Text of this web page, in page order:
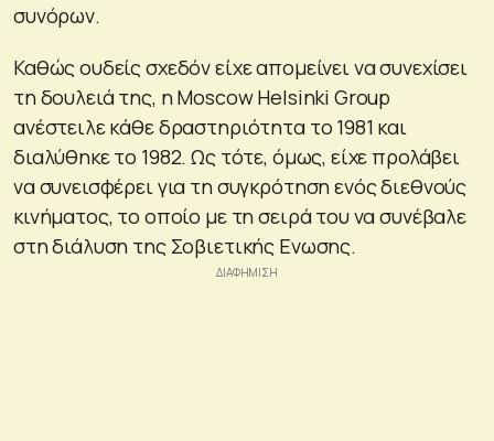
συνόρων.
Καθώς ουδείς σχεδόν είχε απομείνει να συνεχίσει
τη δουλειά της, η Moscow Helsinki Group
ανέστειλε κάθε δραστηριότητα το 1981 και
διαλύθηκε το 1982. Ως τότε, όμως, είχε προλάβει
να συνεισφέρει για τη συγκρότηση ενός διεθνούς
κινήματος, το οποίο με τη σειρά του να συνέβαλε
στη διάλυση της Σοβιετικής Ενωσης.